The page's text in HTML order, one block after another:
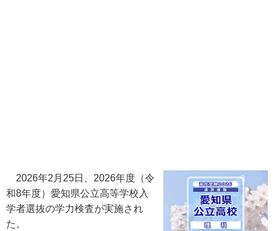
2026年2月25日、2026年度（令
和8年度）愛知県公立高等学校入
学者選抜の学力検査が実施され
た。